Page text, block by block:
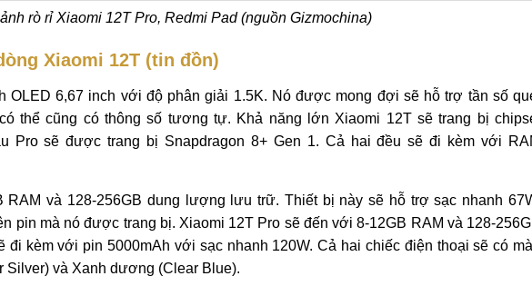
rò rỉ Xiaomi 12T Pro, Redmi Pad (nguồn Gizmochina)
Xiaomi 12T (tin đồn)
OLED 6,67 inch với độ phân giải 1.5K. Nó được mong đợi sẽ hỗ trợ tần số
thể cũng có thông số tương tự. Khả năng lớn Xiaomi 12T sẽ trang bị
Pro sẽ được trang bị Snapdragon 8+ Gen 1. Cả hai đều sẽ đi kèm với
và 128-256GB dung lượng lưu trữ. Thiết bị này sẽ hỗ trợ sạc nhanh
pin mà nó được trang bị. Xiaomi 12T Pro sẽ đến với 8-12GB RAM và 128-
kèm với pin 5000mAh với sạc nhanh 120W. Cả hai chiếc điện thoại sẽ có
Silver) và Xanh dương (Clear Blue).